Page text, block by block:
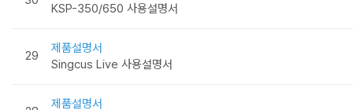
KSP-350/650 사용설명서
29
제품설명서
Singcus Live 사용설명서
제품설명서